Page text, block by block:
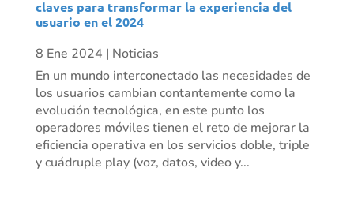
claves para transformar la experiencia del
usuario en el 2024
8 Ene 2024 | Noticias
En un mundo interconectado las necesidades de
los usuarios cambian contantemente como la
evolución tecnológica, en este punto los
operadores móviles tienen el reto de mejorar la
eficiencia operativa en los servicios doble, triple
y cuádruple play (voz, datos, video y...